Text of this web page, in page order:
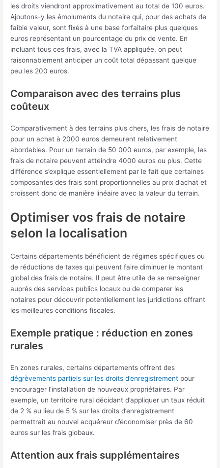
les droits viendront approximativement au total de 100 euros.
Ajoutons-y les émoluments du notaire qui, pour des achats de
faible valeur, sont fixés à une base forfaitaire plus quelques
euros représentant un pourcentage du prix de vente. En
incluant tous ces frais, avec la TVA appliquée, on peut
raisonnablement anticiper un coût total dépassant quelque
peu les 200 euros.
Comparaison avec des terrains plus
coûteux
Comparativement à des terrains plus chers, les frais de notaire
pour un achat à 2000 euros demeurent relativement
abordables. Pour un terrain de 50 000 euros, par exemple, les
frais de notaire peuvent atteindre 4000 euros ou plus. Cette
différence s’explique essentiellement par le fait que certaines
composantes des frais sont proportionnelles au prix d’achat et
croissent donc de manière linéaire avec la valeur du terrain.
Optimiser vos frais de notaire
selon la localisation
Certains départements bénéficient de régimes spécifiques ou
de réductions de taxes qui peuvent faire diminuer le montant
global des frais de notaire. Il peut être utile de se renseigner
auprès des services publics locaux ou de comparer les
notaires pour découvrir potentiellement les juridictions offrant
les meilleures conditions fiscales.
Exemple pratique : réduction en zones
rurales
En zones rurales, certains départements offrent des
dégrèvements partiels sur les droits d’enregistrement pour
encourager l’installation de nouveaux propriétaires. Par
exemple, un territoire rural décidant d’appliquer un taux réduit
de 2 % au lieu de 5 % sur les droits d’enregistrement
permettrait au nouvel acquéreur d’économiser près de 60
euros sur les frais globaux.
Attention aux frais supplémentaires